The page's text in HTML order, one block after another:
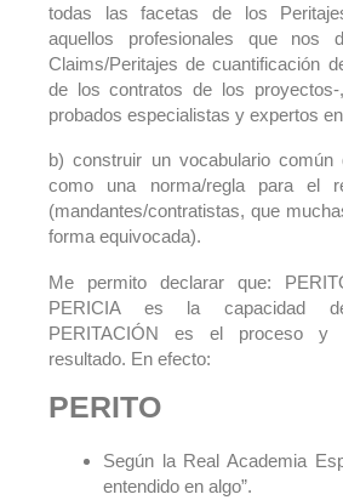
todas las facetas de los
aquellos profesionales que nos
Claims/Peritajes de cuantificación
de los contratos de los proyectos-
probados especialistas y expertos
b) construir un vocabulario común
como una norma/regla para el
(mandantes/contratistas, que
forma equivocada).
Me permito declarar que:
PERICIA es la capacidad
PERITACIÓN es el proceso y
resultado. En efecto:
PERITO
Según la Real Academia
entendido en algo”.